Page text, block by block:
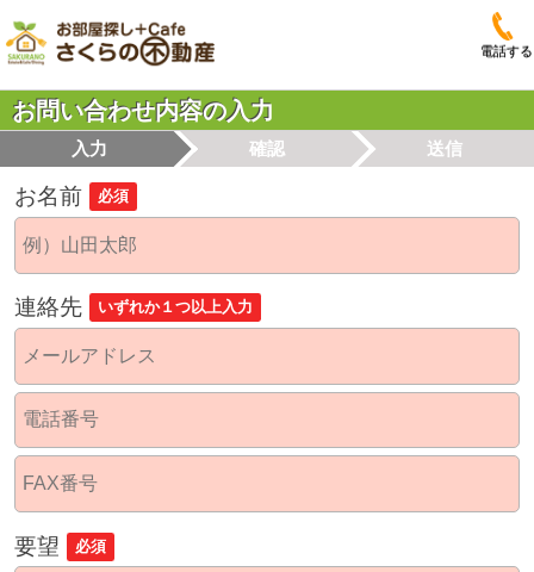
電話する
お問い合わせ内容の入力
入力 確認 送信
お名前 必須
連絡先 いずれか１つ以上入力
要望 必須